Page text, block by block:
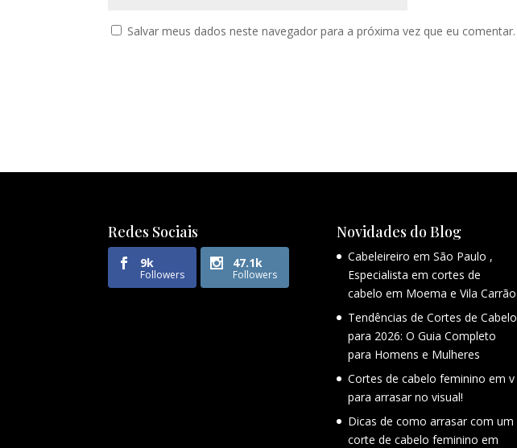
Salvar meus dados neste navegador para a próxima vez que eu comentar.
Redes Sociais
9k
Followers
47.1k
Followers
Novidades do Blog
Cabeleireiro em São Paulo ,
Especialista em cortes de
cabelo em Moema e Vila Carrão
Tendências de Cortes de Cabelo
para 2026: O Guia Completo
para Homens e Mulheres
Cortes de cabelo feminino em v
para arrasar no visual!
Dicas de como arrasar com um
corte de cabelo feminino em